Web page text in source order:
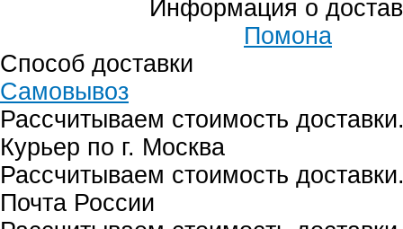
Информация о
Помона
Способ доставки
Самовывоз
Рассчитываем стоимость
Курьер по г. Москва
Рассчитываем стоимость
Почта России